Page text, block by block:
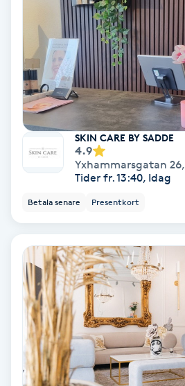
IR-massage
Japansk massage
K18
Katun fransar
Kemisk peeling
Kinesiologi
Kinesisk medicin
Kiropraktik
SKIN CARE BY SADDE
4.9
Yxhammarsgatan 26,
Tider fr. 13:40, Idag
Betala senare Presentkort